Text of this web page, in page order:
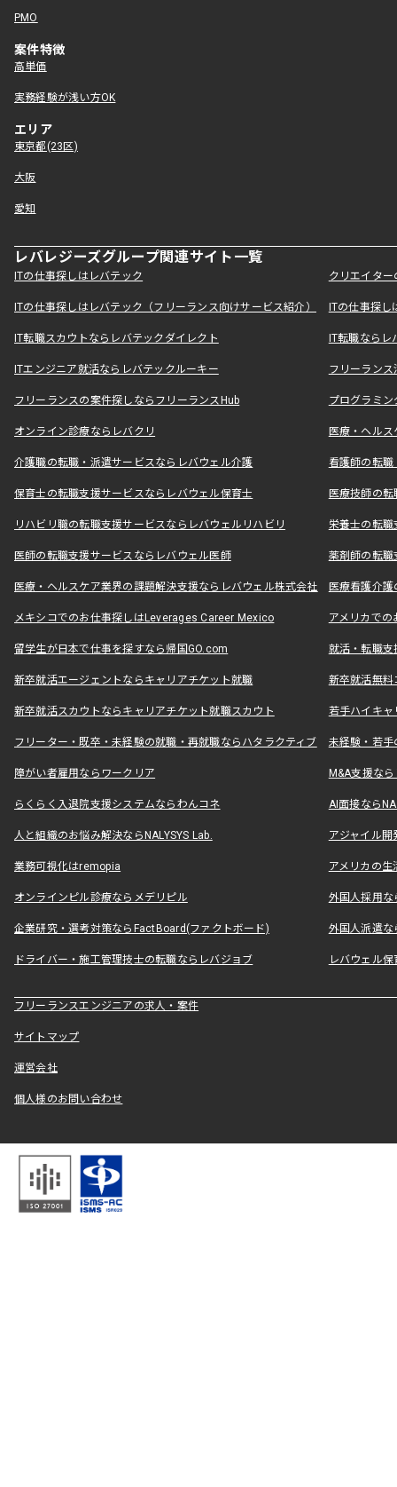
PMO
案件特徴
高単価
実務経験が浅い方OK
エリア
東京都(23区)
大阪
愛知
レバレジーズグループ関連サイト一覧
ITの仕事探しはレバテック クリエイタ
ITの仕事探しはレバテック（フリーランス向けサービス紹介） ITの仕事探
IT転職スカウトならレバテックダイレクト IT転職なら
ITエンジニア就活ならレバテックルーキー フリーラン
フリーランスの案件探しならフリーランスHub プログラミ
オンライン診療ならレバクリ 医療・ヘル
介護職の転職・派遣サービスならレバウェル介護 看護師の転
保育士の転職支援サービスならレバウェル保育士 医療技師の
リハビリ職の転職支援サービスならレバウェルリハビリ 栄養士の転
医師の転職支援サービスならレバウェル医師 薬剤師の転
医療・ヘルスケア業界の課題解決支援ならレバウェル株式会社 医療看護介
メキシコでのお仕事探しはLeverages Career Mexico アメリカで
留学生が日本で仕事を探すなら帰国GO.com 就活・転職
新卒就活エージェントならキャリアチケット就職 新卒就活無料
新卒就活スカウトならキャリアチケット就職スカウト 若手ハイキ
フリーター・既卒・未経験の就職・再就職ならハタラクティブ 未経験・若手
障がい者雇用ならワークリア M&A支援な
らくらく入退院支援システムならわんコネ AI面接なら
人と組織のお悩み解決ならNALYSYS Lab. アジャイル
業務可視化はremopia アメリカの
オンラインピル診療ならメデリピル 外国人採用
企業研究・選考対策ならFactBoard(ファクトボード) 外国人派遣な
ドライバー・施工管理技士の転職ならレバジョブ レバウェル
フリーランスエンジニアの求人・案件
サイトマップ
運営会社
個人様のお問い合わせ